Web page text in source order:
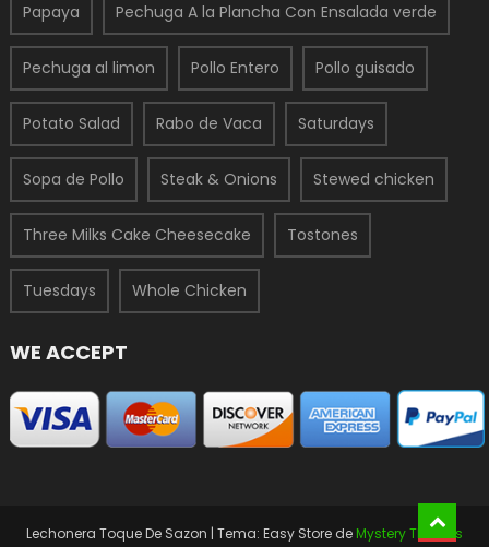
Papaya Pechuga A la Plancha Con Ensalada verde
Pechuga al limon Pollo Entero Pollo guisado
Potato Salad Rabo de Vaca Saturdays
Sopa de Pollo Steak & Onions Stewed chicken
Three Milks Cake Cheesecake Tostones
Tuesdays Whole Chicken
WE ACCEPT
Lechonera Toque De Sazon | Tema: Easy Store de Mystery Themes